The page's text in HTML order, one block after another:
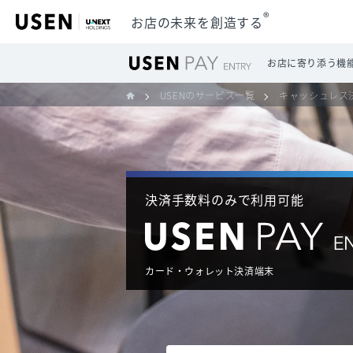
お店に寄り添う機
お店の未来を創造する®
USENのサービス一覧 キャッシュレス
決済手数料のみで利用可能
カード・ウォレット決済端末